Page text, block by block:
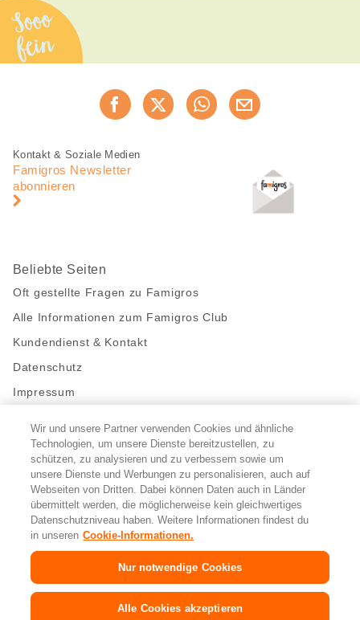
Sooo
fein
Jetzt weiterempfehlen
Fusszeile
Fusszeile
Navigation
Kontakt & Soziale Medien
Famigros Newsletter
abonnieren
Beliebte Seiten
Oft gestellte Fragen zu Famigros
Alle Informationen zum Famigros Club
Kundendienst & Kontakt
Datenschutz
Impressum
Bleibe mit uns in Kontakt
Facebook
https://twitter.com/migros
https://www.youtube.com/user/
PinterestInstagram
Cookie-Einstellungen
© 2026 Migros-Genossenschafts-Bund
FR IT
Wir und unsere Partner verwenden Cookies und ähnliche
Technologien, um unsere Dienste bereitzustellen, zu
schützen, zu analysieren und zu verbessern sowie um
unsere Dienste und Werbungen zu personalisieren, auch auf
Webseiten von Dritten. Dabei können Daten auch in Länder
übermittelt werden, die möglicherweise kein gleichwertiges
Datenschutzniveau haben. Weitere Informationen findest du
in unseren Cookie-Informationen.
Nur notwendige Cookies
Alle Cookies akzeptieren